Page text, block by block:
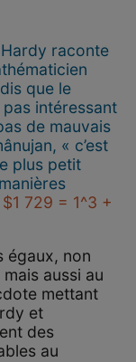
raconte
que le
pas intéressant
de mauvais
« c’est
plus petit
$1 729 = 1^3 +
égaux, non
aussi au
mettant
et
des
au